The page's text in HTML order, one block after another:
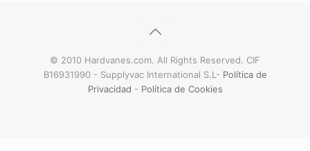
© 2010 Hardvanes.com. All Rights Reserved. CIF
B16931990 - Supplyvac International S.L- Política de
Privacidad - Política de Cookies